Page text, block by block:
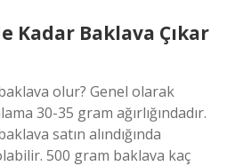
Kadar Baklava Çıkar
olur? Genel olarak
30-35 gram ağırlığındadır.
satın alındığında
500 gram baklava kaç